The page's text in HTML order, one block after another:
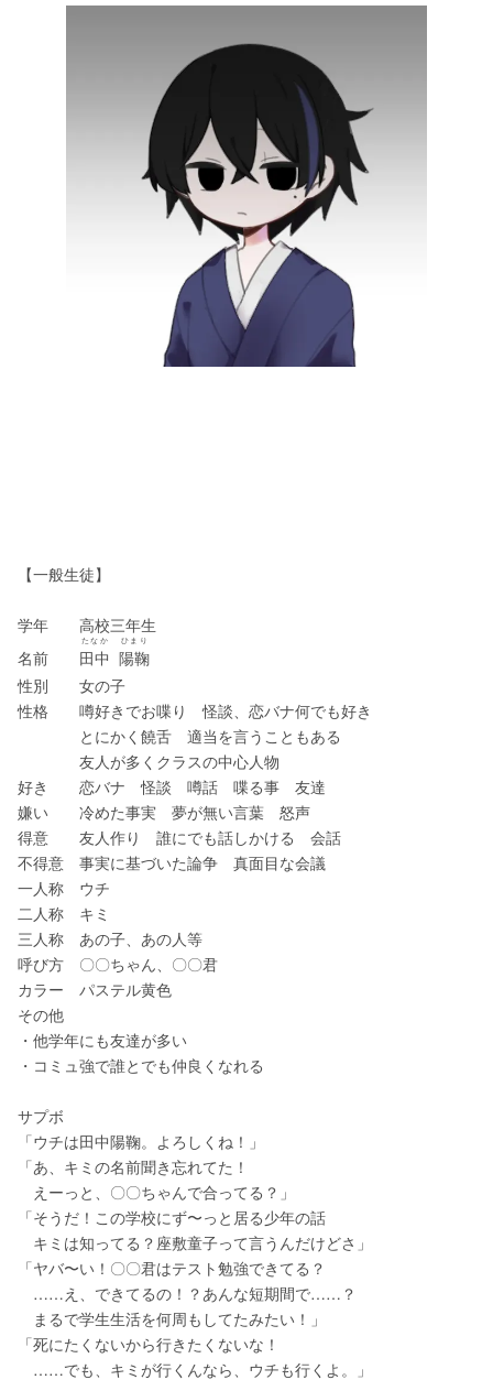
【一般生徒】
学年　　高校三年生
名前 田中
たなか
陽鞠
ひまり
性別　　女の子
性格　　噂好きでお喋り　怪談、恋バナ何でも好き
とにかく饒舌　適当を言うこともある
友人が多くクラスの中心人物
好き　　恋バナ　怪談　噂話　喋る事　友達
嫌い　　冷めた事実　夢が無い言葉　怒声
得意　　友人作り　誰にでも話しかける　会話
不得意　事実に基づいた論争　真面目な会議
一人称　ウチ
二人称　キミ
三人称　あの子、あの人等
呼び方　〇〇ちゃん、〇〇君
カラー　パステル黄色
その他
・他学年にも友達が多い
・コミュ強で誰とでも仲良くなれる
サプボ
「ウチは田中陽鞠。よろしくね！」
「あ、キミの名前聞き忘れてた！
えーっと、〇〇ちゃんで合ってる？」
「そうだ！この学校にず〜っと居る少年の話
キミは知ってる？座敷童子って言うんだけどさ」
「ヤバ〜い！〇〇君はテスト勉強できてる？
……え、できてるの！？あんな短期間で……？
まるで学生生活を何周もしてたみたい！」
「死にたくないから行きたくないな！
……でも、キミが行くんなら、ウチも行くよ。」